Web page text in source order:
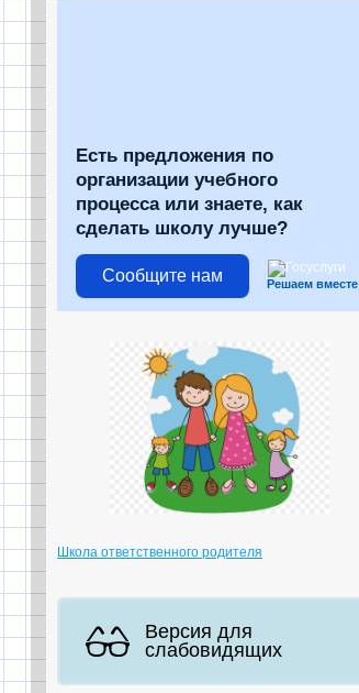
Есть предложения по
организации учебного
процесса или знаете, как
сделать школу лучше?
Сообщите нам Решаем вместе
Школа ответственного родителя
Версия для
слабовидящих